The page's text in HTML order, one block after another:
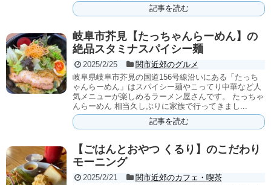
記事を読む
岐阜市芥見【たっちゃんらーめん】の
絶品スタミナスパイシー麺
2025/2/25
関市近郊のグルメ
岐阜県岐阜市芥見の国道156号線沿いにある「たっち
ゃんらーめん」はスパイシー麺やこってり中華など人
気メニューが楽しめるラーメン屋さんです。 たっちゃ
んらーめん 相当久しぶりに家族で行ってきまし...
記事を読む
【ごはんとおやつ くるり】のこだわり
モーニング
2025/2/21
関市近郊のカフェ・喫茶